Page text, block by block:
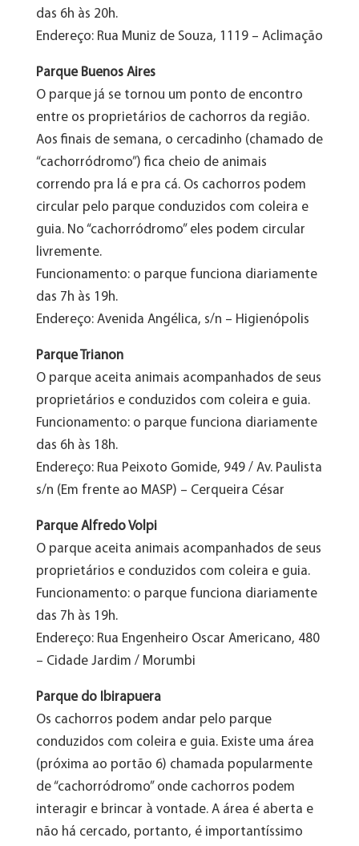
das 6h às 20h.
Endereço: Rua Muniz de Souza, 1119 – Aclimação
Parque Buenos Aires
O parque já se tornou um ponto de encontro
entre os proprietários de cachorros da região.
Aos finais de semana, o cercadinho (chamado de
“cachorródromo”) fica cheio de animais
correndo pra lá e pra cá. Os cachorros podem
circular pelo parque conduzidos com coleira e
guia. No “cachorródromo” eles podem circular
livremente.
Funcionamento: o parque funciona diariamente
das 7h às 19h.
Endereço: Avenida Angélica, s/n – Higienópolis
Parque Trianon
O parque aceita animais acompanhados de seus
proprietários e conduzidos com coleira e guia.
Funcionamento: o parque funciona diariamente
das 6h às 18h.
Endereço: Rua Peixoto Gomide, 949 / Av. Paulista
s/n (Em frente ao MASP) – Cerqueira César
Parque Alfredo Volpi
O parque aceita animais acompanhados de seus
proprietários e conduzidos com coleira e guia.
Funcionamento: o parque funciona diariamente
das 7h às 19h.
Endereço: Rua Engenheiro Oscar Americano, 480
– Cidade Jardim / Morumbi
Parque do Ibirapuera
Os cachorros podem andar pelo parque
conduzidos com coleira e guia. Existe uma área
(próxima ao portão 6) chamada popularmente
de “cachorródromo” onde cachorros podem
interagir e brincar à vontade. A área é aberta e
não há cercado, portanto, é importantíssimo